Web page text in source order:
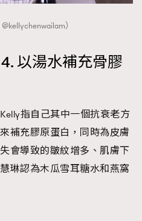
）
以湯水補充骨膠
指自己其中一個抗衰老方
補充膠原蛋白，同時為皮膚
會導致的皺紋增多、肌膚下
琳認為木瓜雪耳糖水和燕窩